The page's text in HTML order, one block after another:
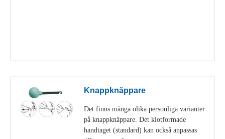
Knappknäppare
Det finns många olika personliga varianter
på knappknäppare. Det klotformade
handtaget (standard) kan också anpassas